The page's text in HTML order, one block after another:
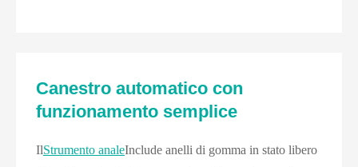
Canestro automatico con
funzionamento semplice
IlStrumento analeInclude anelli di gomma in stato libero